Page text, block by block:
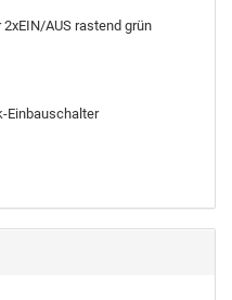
AUS rastend grün
Einbauschalter